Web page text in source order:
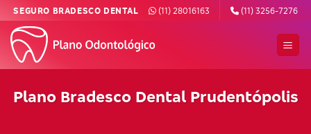
Skip
content
SEGURO BRADESCO DENTAL (11) 28016163 (11) 3256-7276
Plano Bradesco Dental Prudentópolis